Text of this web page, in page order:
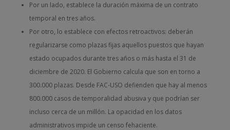
Por un lado, establece la duración máxima de un contrato
temporal en tres años.
Por otro, lo establece con efectos retroactivos: deberán
regularizarse como plazas fijas aquellos puestos que hayan
estado ocupados durante tres años o más hasta el 31 de
diciembre de 2020. El Gobierno calcula que son en torno a
300.000 plazas. Desde FAC-USO defienden que hay al menos
800.000 casos de temporalidad abusiva y que podrían ser
incluso cerca de un millón. La opacidad en los datos
administrativos impide un censo fehaciente.